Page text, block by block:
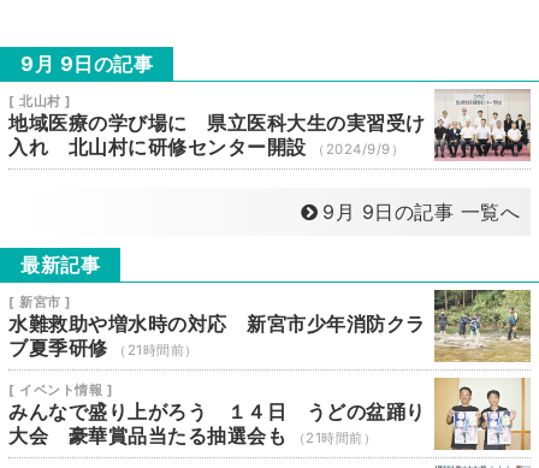
9月 9日の記事
[ 北山村 ]
地域医療の学び場に 県立医科大生の実習受け
入れ 北山村に研修センター開設
（2024/9/9）
9月 9日の記事 一覧へ
最新記事
[ 新宮市 ]
水難救助や増水時の対応 新宮市少年消防クラ
ブ夏季研修
（21時間前）
[ イベント情報 ]
みんなで盛り上がろう １４日 うどの盆踊り
大会 豪華賞品当たる抽選会も
（21時間前）